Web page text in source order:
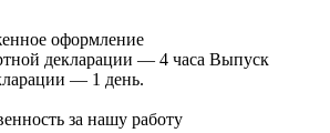
оформление
декларации — 4 часа Выпуск
— 1 день.
за нашу работу